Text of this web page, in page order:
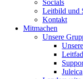
Socials
Leitbild und
Kontakt
Mitmachen
Unsere
Juleica